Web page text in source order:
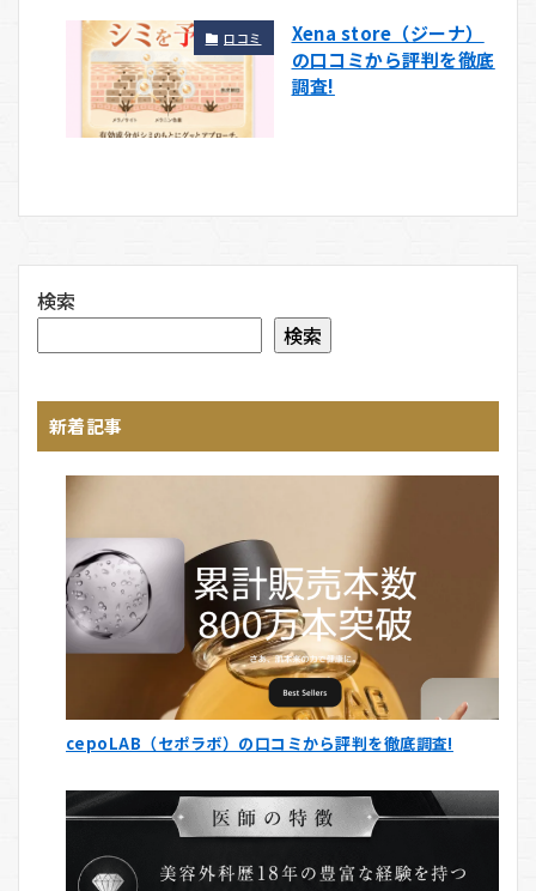
口コミ
Xena store（ジーナ）
の口コミから評判を徹底
調査!
検索
検索
新着記事
cepoLAB（セポラボ）の口コミから評判を徹底調査!